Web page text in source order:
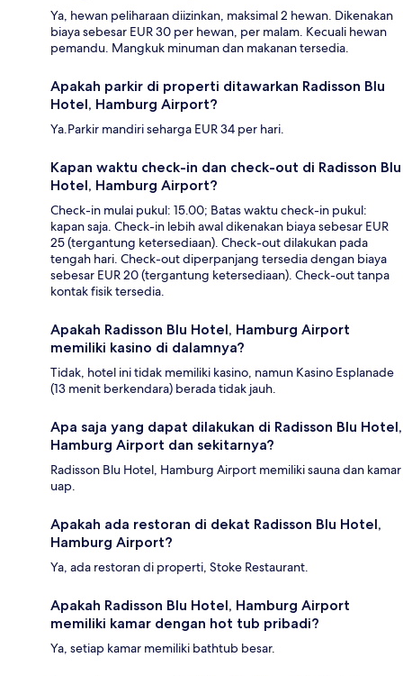
Ya, hewan peliharaan diizinkan, maksimal 2 hewan. Dikenakan
biaya sebesar EUR 30 per hewan, per malam. Kecuali hewan
pemandu. Mangkuk minuman dan makanan tersedia.
Apakah parkir di properti ditawarkan Radisson Blu
Hotel, Hamburg Airport?
Ya.Parkir mandiri seharga EUR 34 per hari.
Kapan waktu check-in dan check-out di Radisson Blu
Hotel, Hamburg Airport?
Check-in mulai pukul: 15.00; Batas waktu check-in pukul:
kapan saja. Check-in lebih awal dikenakan biaya sebesar EUR
25 (tergantung ketersediaan). Check-out dilakukan pada
tengah hari. Check-out diperpanjang tersedia dengan biaya
sebesar EUR 20 (tergantung ketersediaan). Check-out tanpa
kontak fisik tersedia.
Apakah Radisson Blu Hotel, Hamburg Airport
memiliki kasino di dalamnya?
Tidak, hotel ini tidak memiliki kasino, namun Kasino Esplanade
(13 menit berkendara) berada tidak jauh.
Apa saja yang dapat dilakukan di Radisson Blu Hotel,
Hamburg Airport dan sekitarnya?
Radisson Blu Hotel, Hamburg Airport memiliki sauna dan kamar
uap.
Apakah ada restoran di dekat Radisson Blu Hotel,
Hamburg Airport?
Ya, ada restoran di properti, Stoke Restaurant.
Apakah Radisson Blu Hotel, Hamburg Airport
memiliki kamar dengan hot tub pribadi?
Ya, setiap kamar memiliki bathtub besar.